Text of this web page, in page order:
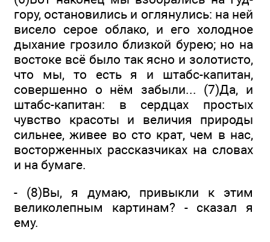
гору, остановились и оглянулись: на ней
висело серое облако, и его холодное
дыхание грозило близкой бурею; но на
востоке всё было так ясно и золотисто,
что мы, то есть я и штабс-капитан,
совершенно о нём забыли... (7)Да, и
штабс-капитан: в сердцах простых
чувство красоты и величия природы
сильнее, живее во сто крат, чем в нас,
восторженных рассказчиках на словах
и на бумаге.
- (8)Вы, я думаю, привыкли к этим
великолепным картинам? - сказал я
ему.